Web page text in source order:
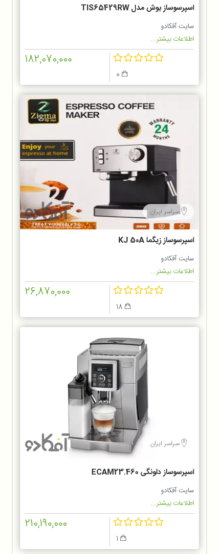
اسپرسوساز بوش مدل TIS65429RW
سایت آفکادو
اطلاعات بیشتر...
182,070,000
سراسر ایران
اسپرسوساز زیگما KJ 50A
سایت آفکادو
اطلاعات بیشتر...
26,870,000
سراسر ایران
اسپرسوساز دلونگی ECAM23.460
سایت آفکادو
اطلاعات بیشتر...
210,190,000